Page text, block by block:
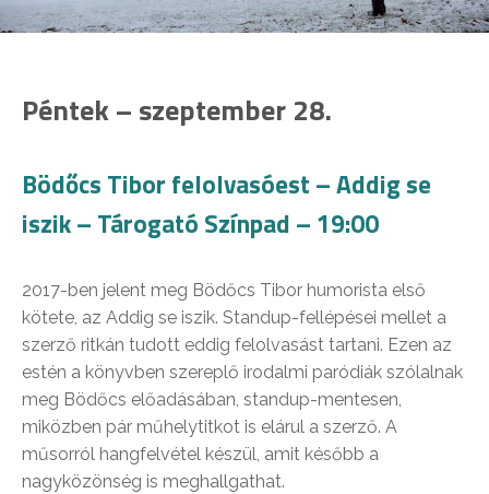
Péntek – szeptember 28.
Bödőcs Tibor felolvasóest – Addig se
iszik – Tárogató Színpad – 19:00
2017-ben jelent meg Bödőcs Tibor humorista első
kötete, az Addig se iszik. Standup-fellépései mellet a
szerző ritkán tudott eddig felolvasást tartani. Ezen az
estén a könyvben szereplő irodalmi paródiák szólalnak
meg Bödőcs előadásában, standup-mentesen,
miközben pár műhelytitkot is elárul a szerző. A
műsorról hangfelvétel készül, amit később a
nagyközönség is meghallgathat.